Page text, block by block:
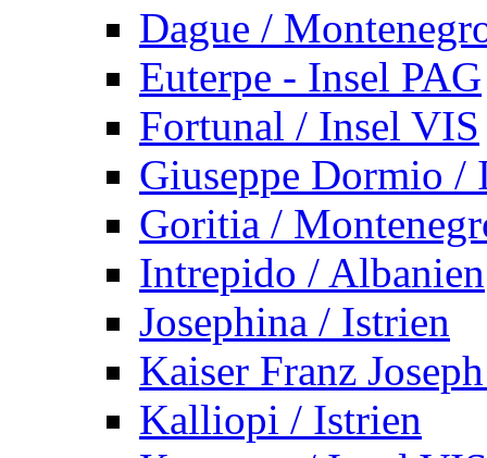
Dague /
Euterpe - Insel PAG
Fortunal / Insel VIS
Giuseppe Dormio /
Goritia /
Intrepido / Albanien
Josephina / Istrien
Kaiser Franz
Kalliopi / Istrien